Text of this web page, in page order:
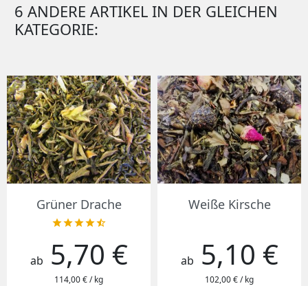
6 ANDERE ARTIKEL IN DER GLEICHEN
KATEGORIE:
Grüner Drache

Preis
ab 5,70 €
114,00 € / kg
Weiße Kirsche
Preis
ab 5,10 €
102,00 € / kg